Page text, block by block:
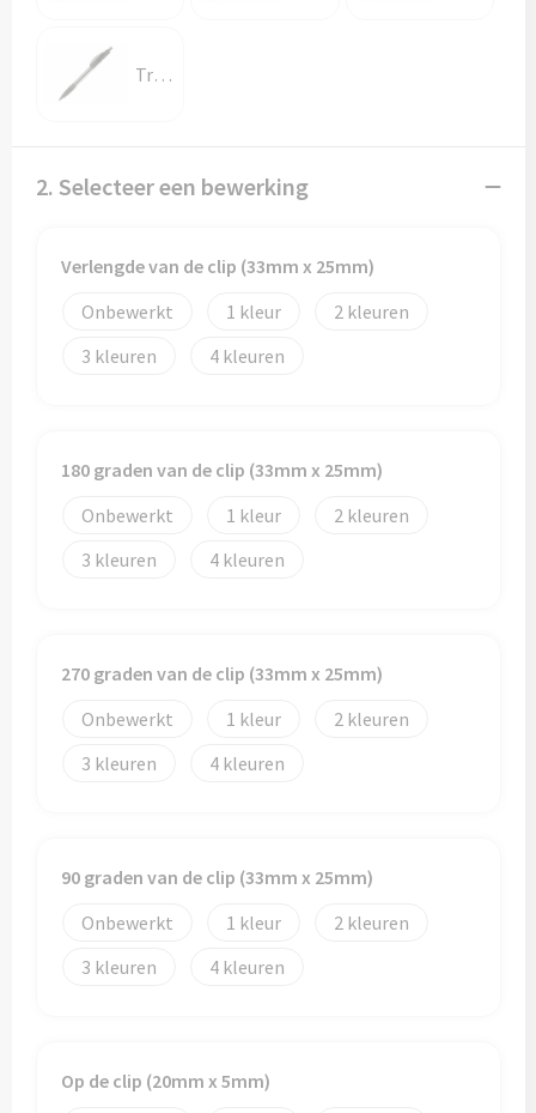
Transparant / Zwart
2. Selecteer een bewerking
Verlengde van de clip (33mm x 25mm)
Onbewerkt
1
2
3
4
180 graden van de clip (33mm x 25mm)
Onbewerkt
1
2
3
4
270 graden van de clip (33mm x 25mm)
Onbewerkt
1
2
3
4
90 graden van de clip (33mm x 25mm)
Onbewerkt
1
2
3
4
Op de clip (20mm x 5mm)